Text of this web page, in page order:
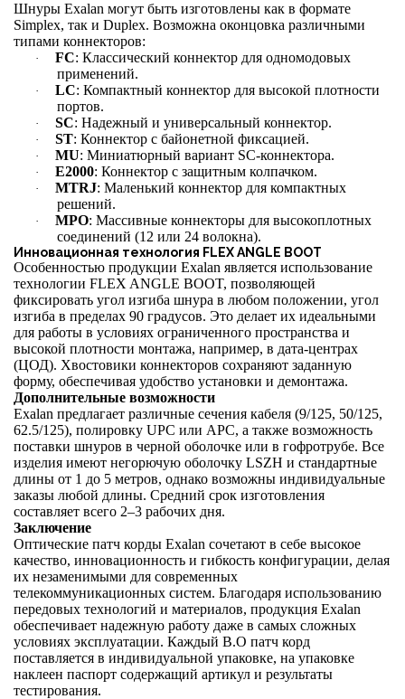
Шнуры Exalan могут быть изготовлены как в формате
Simplex, так и Duplex. Возможна оконцовка различными
типами коннекторов:
· FC: Классический коннектор для одномодовых
применений.
· LC: Компактный коннектор для высокой плотности
портов.
· SC: Надежный и универсальный коннектор.
· ST: Коннектор с байонетной фиксацией.
· MU: Миниатюрный вариант SC-коннектора.
· E2000: Коннектор с защитным колпачком.
· MTRJ: Маленький коннектор для компактных
решений.
· MPO: Массивные коннекторы для высокоплотных
соединений (12 или 24 волокна).
Инновационная технология FLEX ANGLE BOOT
Особенностью продукции Exalan является использование
технологии FLEX ANGLE BOOT, позволяющей
фиксировать угол изгиба шнура в любом положении, угол
изгиба в пределах 90 градусов. Это делает их идеальными
для работы в условиях ограниченного пространства и
высокой плотности монтажа, например, в дата-центрах
(ЦОД). Хвостовики коннекторов сохраняют заданную
форму, обеспечивая удобство установки и демонтажа.
Дополнительные возможности
Exalan предлагает различные сечения кабеля (9/125, 50/125,
62.5/125), полировку UPC или APC, а также возможность
поставки шнуров в черной оболочке или в гофротрубе. Все
изделия имеют негорючую оболочку LSZH и стандартные
длины от 1 до 5 метров, однако возможны индивидуальные
заказы любой длины. Средний срок изготовления
составляет всего 2–3 рабочих дня.
Заключение
Оптические патч корды Exalan сочетают в себе высокое
качество, инновационность и гибкость конфигурации, делая
их незаменимыми для современных
телекоммуникационных систем. Благодаря использованию
передовых технологий и материалов, продукция Exalan
обеспечивает надежную работу даже в самых сложных
условиях эксплуатации. Каждый В.О патч корд
поставляется в индивидуальной упаковке, на упаковке
наклеен паспорт содержащий артикул и результаты
тестирования.